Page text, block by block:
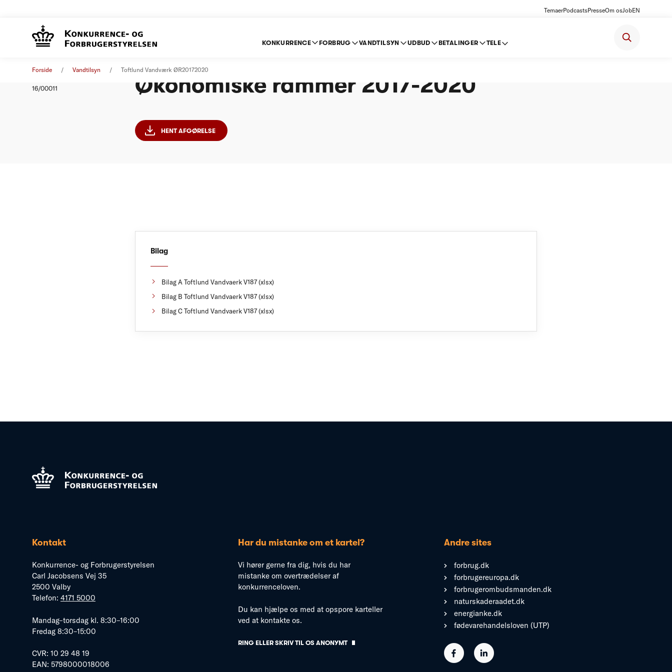
TemaerPodcastsPresseOm osJobEN
KONKURRENCE FORBRUG VANDTILSYN UDBUD BETALINGER TELE
Forside Vandtilsyn Toftlund Vandværk ØR20172020
16/00011
Økonomiske rammer 2017-2020
HENT AFGØRELSE
Bilag
Bilag A Toftlund Vandvaerk V187 (xlsx)
Bilag B Toftlund Vandvaerk V187 (xlsx)
Bilag C Toftlund Vandvaerk V187 (xlsx)
Kontakt
Konkurrence- og Forbrugerstyrelsen
Carl Jacobsens Vej 35
2500 Valby
Telefon: 4171 5000
Mandag–torsdag kl. 8:30–16:00
Fredag 8:30–15:00
CVR: 10 29 48 19
EAN: 5798000018006
Har du mistanke om et kartel?
Vi hører gerne fra dig, hvis du har
mistanke om overtrædelser af
konkurrenceloven.
Du kan hjælpe os med at opspore karteller
ved at kontakte os.
RING ELLER SKRIV TIL OS ANONYMT
Andre sites
forbrug.dk
forbrugereuropa.dk
forbrugerombudsmanden.dk
naturskaderaadet.dk
energianke.dk
fødevarehandelsloven (UTP)